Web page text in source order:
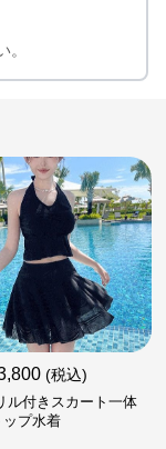
。
(税込)
ル付きスカート一体
プ水着